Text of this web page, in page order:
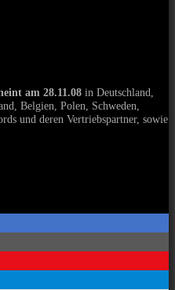
am 28.11.08 in Deutschland,
Belgien, Polen, Schweden,
und deren Vertriebspartner, sowie